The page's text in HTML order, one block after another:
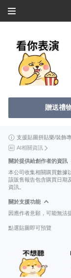
贈送禮
支援貼圖拼貼樂/裝飾
AI相關資訊
關於提供給創作者的資訊
本公司收集相關購買數據
該販售報告包含購買日期
資訊。
關於支援功能
因應作者意願，可能無法
點選貼圖即可預覽